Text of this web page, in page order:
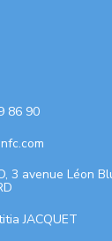
86 90
3 avenue Léon
JACQUET